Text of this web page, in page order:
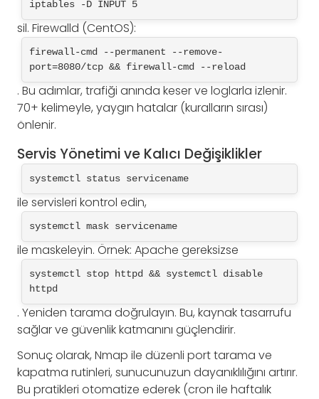
iptables -D INPUT 5
sil. Firewalld (CentOS):
firewall-cmd --permanent --remove-
port=8080/tcp && firewall-cmd --reload
. Bu adımlar, trafiği anında keser ve loglarla izlenir.
70+ kelimeyle, yaygın hatalar (kuralların sırası)
önlenir.
Servis Yönetimi ve Kalıcı Değişiklikler
systemctl status servicename
ile servisleri kontrol edin,
systemctl mask servicename
ile maskeleyin. Örnek: Apache gereksizse
systemctl stop httpd && systemctl disable
httpd
. Yeniden tarama doğrulayın. Bu, kaynak tasarrufu
sağlar ve güvenlik katmanını güçlendirir.
Sonuç olarak, Nmap ile düzenli port tarama ve
kapatma rutinleri, sunucunuzun dayanıklılığını artırır.
Bu pratikleri otomatize ederek (cron ile haftalık